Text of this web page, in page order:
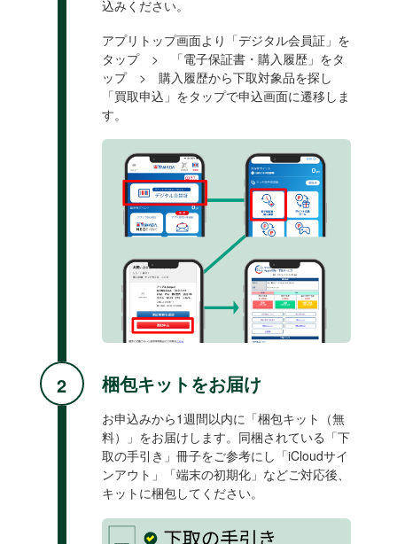
込みください。
アプリトップ画面より「デジタル会員証」を
タップ > 「電子保証書・購入履歴」をタ
ップ > 購入履歴から下取対象品を探し
「買取申込」をタップで申込画面に遷移しま
す。
梱包キットをお届け
お申込みから1週間以内に「梱包キット（無
料）」をお届けします。同梱されている「下
取の手引き」冊子をご参考にし「iCloudサイ
ンアウト」「端末の初期化」などご対応後、
キットに梱包してください。